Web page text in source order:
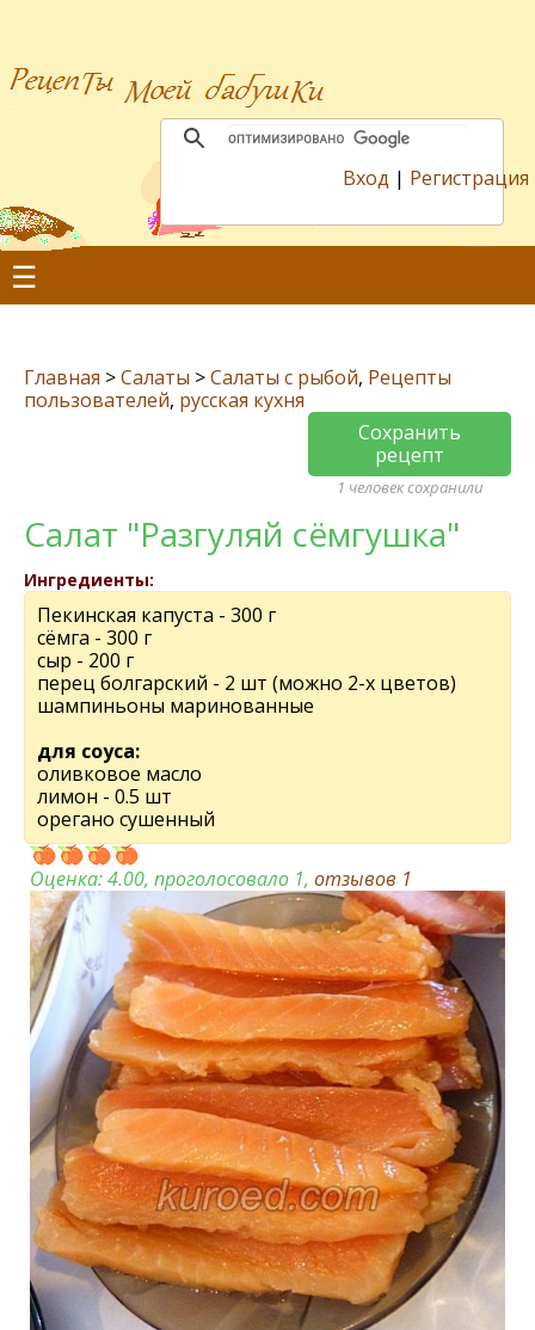
Вход | Регистрация
☰
Главная >Салаты >Салаты с рыбой, Рецепты
пользователей, русская кухня
Сохранить
рецепт
1 человек сохранили
Салат "Разгуляй сёмгушка"
Ингредиенты:
Пекинская капуста - 300 г
сёмга - 300 г
сыр - 200 г
перец болгарский - 2 шт (можно 2-х цветов)
шампиньоны маринованные
для соуса:
оливковое масло
лимон - 0.5 шт
орегано сушенный
Оценка:4.00, проголосовало 1, отзывов 1